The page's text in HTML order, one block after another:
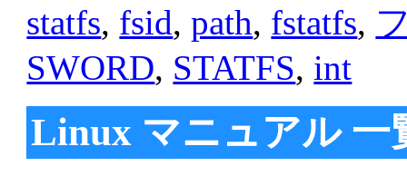
statfs, fsid,path, fstatfs,
SWORD, STATFS, int
Linux マニュアル 一